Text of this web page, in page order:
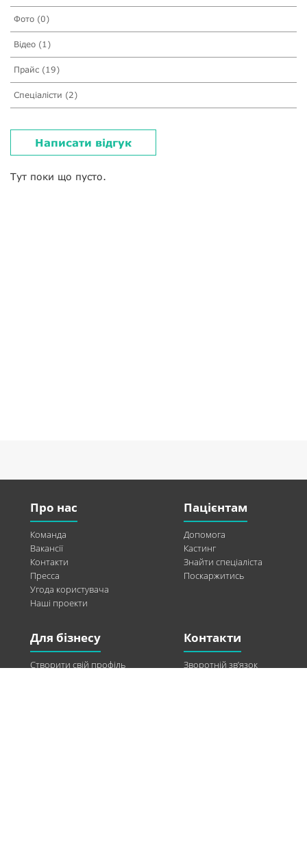
Фото (0)
Відео (1)
Прайс (19)
Спеціалісти (2)
Написати відгук
Тут поки що пусто.
Про нас
Команда
Вакансії
Контакти
Пресса
Угода користувача
Наші проекти
Пацієнтам
Допомога
Кастинг
Знайти спеціаліста
Поскаржитись
Для бізнесу
Створити свій профіль
Контакти
Зворотній зв’язок